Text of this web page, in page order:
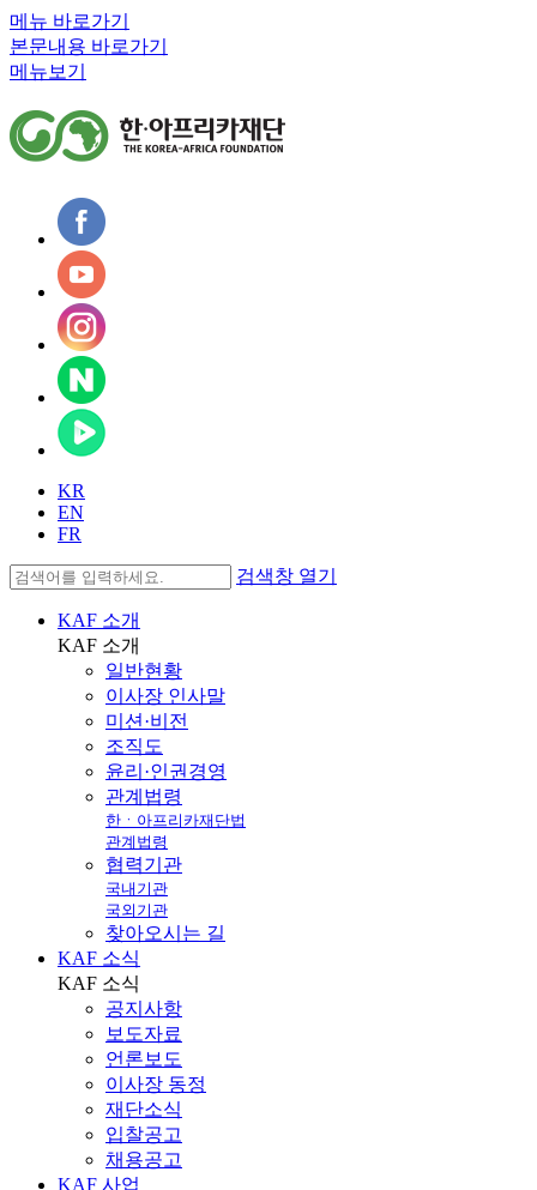
메뉴 바로가기
본문내용 바로가기
메뉴보기
KR
EN
FR
검색창 열기
KAF 소개
KAF 소개
일반현황
이사장 인사말
미션·비전
조직도
윤리·인권경영
관계법령
한ㆍ아프리카재단법
관계법령
협력기관
국내기관
국외기관
찾아오시는 길
KAF 소식
KAF 소식
공지사항
보도자료
언론보도
이사장 동정
재단소식
입찰공고
채용공고
KAF 사업